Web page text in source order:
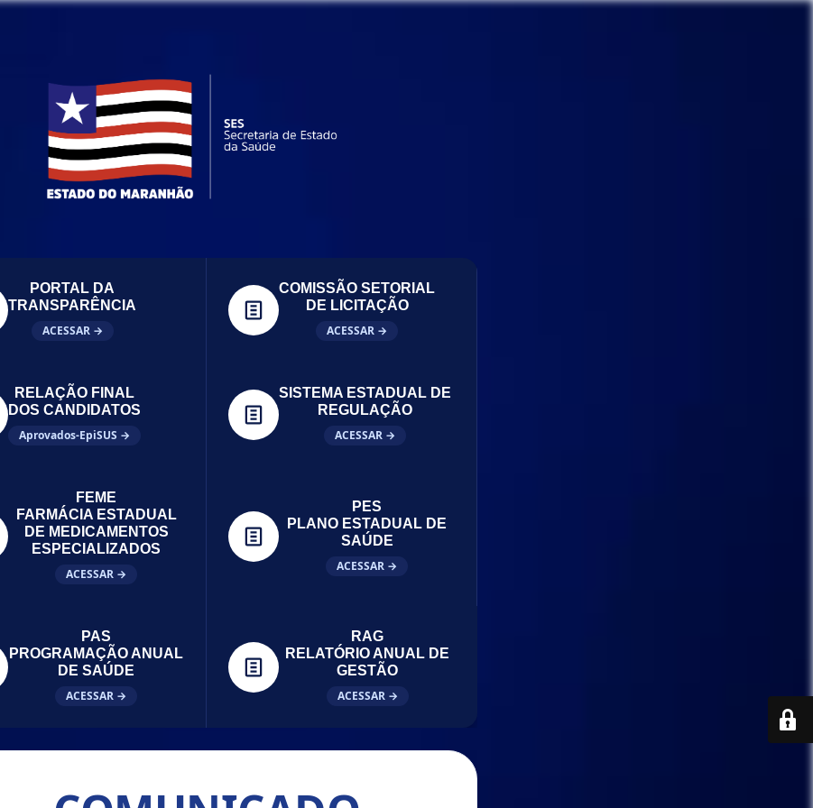
PORTAL DA
TRANSPARÊNCIA
ACESSAR →
COMISSÃO SETORIAL
DE LICITAÇÃO
ACESSAR →
RELAÇÃO FINAL
DOS CANDIDATOS
Aprovados-EpiSUS →
SISTEMA ESTADUAL DE
REGULAÇÃO
ACESSAR →
FEME
FARMÁCIA ESTADUAL
DE MEDICAMENTOS
ESPECIALIZADOS
ACESSAR →
PES
PLANO ESTADUAL DE
SAÚDE
ACESSAR →
PAS
PROGRAMAÇÃO ANUAL
DE SAÚDE
ACESSAR →
RAG
RELATÓRIO ANUAL DE
GESTÃO
ACESSAR →